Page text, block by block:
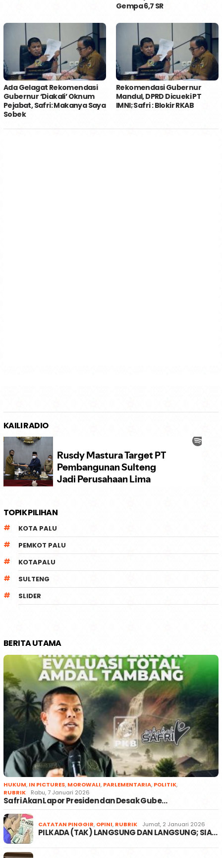
Gempa 6,7 SR
Ada Gelagat Rekomendasi
Gubernur ‘Diakali’ Oknum
Pejabat, Safri: Makanya Saya
Sobek
Rekomendasi Gubernur
Mandul, DPRD Dicueki PT
IMNI; Safri : Blokir RKAB
KAILI RADIO
TOPIK PILIHAN
KOTA PALU
PEMKOT PALU
KOTAPALU
SULTENG
SLIDER
BERITA UTAMA
HUKUM, IN PICTURES, MOROWALI, PARLEMENTARIA, POLITIK,
RUBRIK
Rabu, 7 Januari 2026
Safri Akan Lapor Presiden dan Desak Gube…
CATATAN PINGGIR, OPINI, RUBRIK Jumat, 2 Januari 2026
PILKADA (TAK) LANGSUNG DAN LANGSUNG; SIA…